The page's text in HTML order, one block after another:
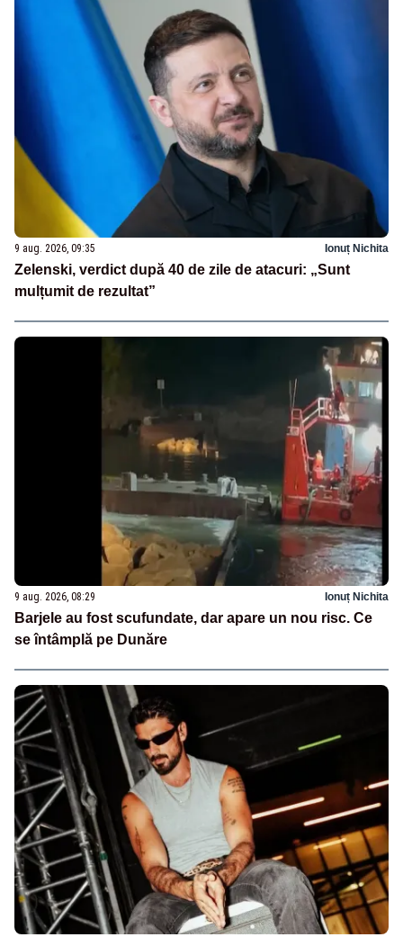
9 aug. 2026, 09:35 Ionuț Nichita
Zelenski, verdict după 40 de zile de atacuri: „Sunt
mulțumit de rezultat”
9 aug. 2026, 08:29 Ionuț Nichita
Barjele au fost scufundate, dar apare un nou risc. Ce
se întâmplă pe Dunăre